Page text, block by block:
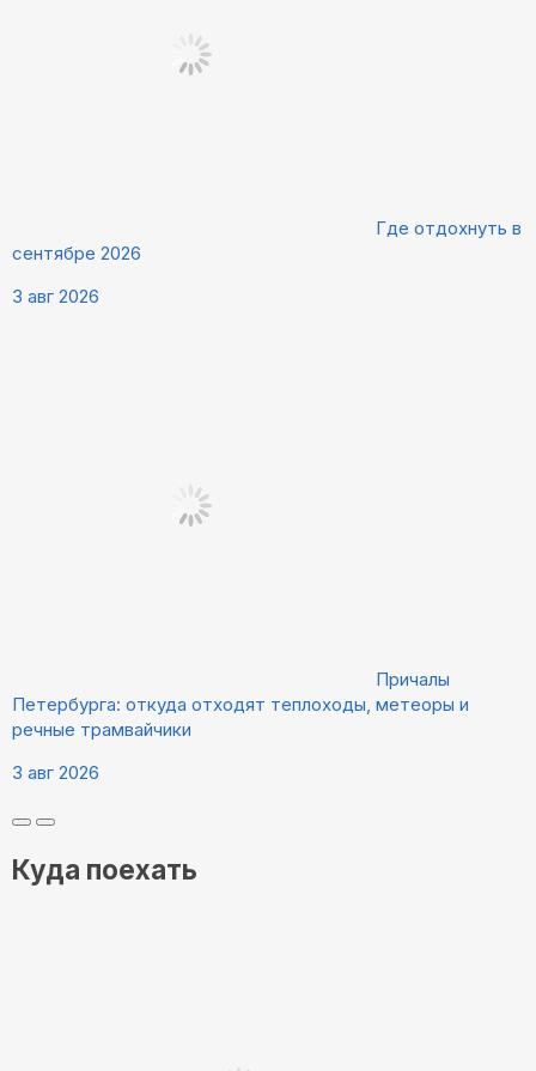
Где отдохнуть в
сентябре 2026
3 авг 2026
Причалы
Петербурга: откуда отходят теплоходы, метеоры и
речные трамвайчики
3 авг 2026
Куда поехать